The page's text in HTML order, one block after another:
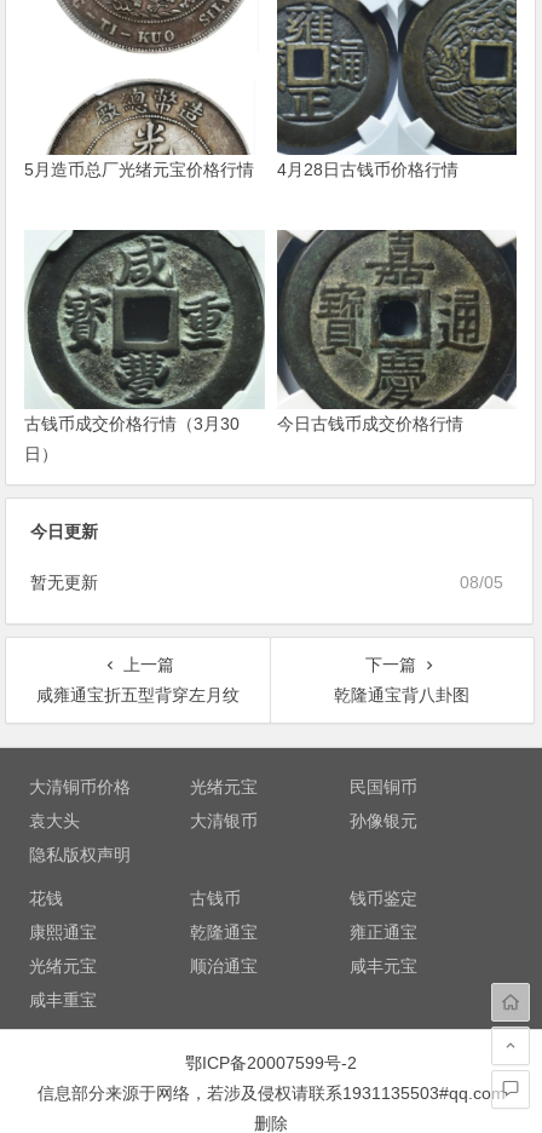
5月造币总厂光绪元宝价格行情 4月28日古钱币价格行情
古钱币成交价格行情（3月30
日）
今日古钱币成交价格行情
今日更新
08/05
暂无更新
上一篇
咸雍通宝折五型背穿左月纹
下一篇
乾隆通宝背八卦图
文
大清铜币价格 光绪元宝
民国铜币
袁大头
大清银币
孙像银元
隐私版权声明
花钱 古钱币
钱币鉴定
康熙通宝
乾隆通宝
雍正通宝
光绪元宝
顺治通宝
咸丰元宝
咸丰重宝
鄂ICP备20007599号-2
信息部分来源于网络，若涉及侵权请联系1931135503#qq.com
删除